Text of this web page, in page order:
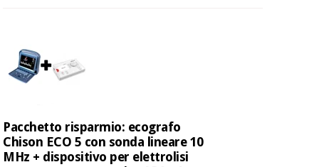
Pacchetto risparmio: ecografo
Chison ECO 5 con sonda lineare 10
MHz + dispositivo per elettrolisi